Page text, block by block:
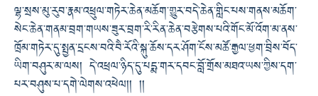
ལྷ་སྲས་མུ་རུབ་རྣམ་འཕྲུལ་གཏེར་ཆེན་མཆོག་གྱུར་བདེ་ཆེན་གླིང་པས་གནས་མཆོག་
སེང་ཆེན་གནམ་བྲག་གཡས་ཟུར་བྲག་རི་རིན་ཆེན་བརྩེགས་པའི་གོང་མོ་འོག་མ་ནས་
ཁྲོམ་གཏེར་དུ་སྤྱན་དྲངས་བའི་བཻ་རོའི་སྐུ་ཆོས་དར་ཤོག་ངོས་མཚོ་རྒྱལ་ཕྱག་བྲིས་བོད་
ཡིག་བཤུར་མ་ལས། དེ་འཕྲལ་ཉིད་དུ་པདྨ་གར་དབང་བློ་གྲོས་མཐའ་ཡས་ཀྱིས་དག་
པར་བཤུས་པ་དགེ་ལེགས་འཕེལ།། །།